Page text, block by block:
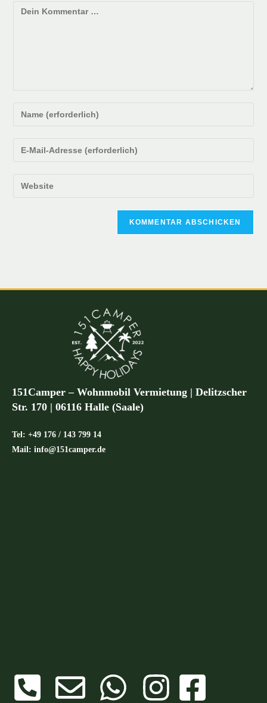
151Camper – Wohnmobil Vermietung | Delitzscher
Str. 170 | 06116 Halle (Saale)
Tel: +49 176 / 143 799 14
Mail: info@151camper.de